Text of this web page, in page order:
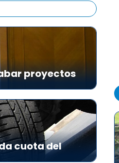
proyectos
cuota del